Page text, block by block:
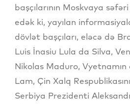
başçılarının Moskvaya
edək ki, yayılan
dövlət başçıları, eləcə də
Luis İnasiu Lula da Silva,
Nikolas Maduro, Vyetnamın
Lam, Çin Xalq
Serbiya Prezidenti